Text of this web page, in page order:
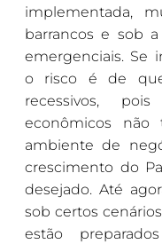
implementada,
barrancos e sob
emergenciais. Se
o risco é de que
recessivos,
econômicos
ambiente de
crescimento do
desejado. Até
sob certos
estão